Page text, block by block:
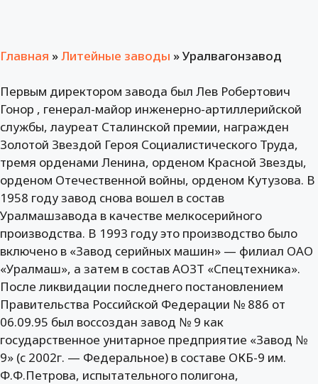
Главная »Литейные заводы »Уралвагонзавод
Первым директором завода был Лев Робертович
Гонор , генерал-майор инженерно-артиллерийской
службы, лауреат Сталинской премии, награжден
Золотой Звездой Героя Социалистического Труда,
тремя орденами Ленина, орденом Красной Звезды,
орденом Отечественной войны, орденом Кутузова. В
1958 году завод снова вошел в состав
Уралмашзавода в качестве мелкосерийного
производства. В 1993 году это производство было
включено в «Завод серийных машин» — филиал ОАО
«Уралмаш», а затем в состав АОЗТ «Спецтехника».
После ликвидации последнего постановлением
Правительства Российской Федерации № 886 от
06.09.95 был воссоздан завод № 9 как
государственное унитарное предприятие «Завод №
9» (с 2002г. — Федеральное) в составе ОКБ-9 им.
Ф.Ф.Петрова, испытательного полигона,